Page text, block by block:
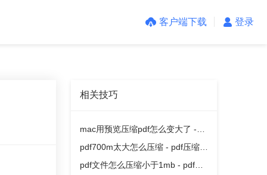
客户端下载 登录
相关技巧
mac用预览压缩pdf怎么变大了 -
pdf压缩教程
pdf700m太大怎么压缩 - pdf压缩教
程
pdf文件怎么压缩小于1mb - pdf压